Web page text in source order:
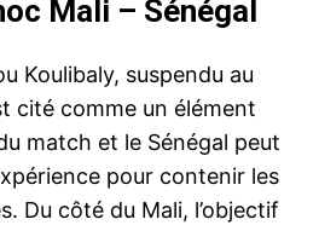
Mali – Sénégal
Koulibaly, suspendu au
cité comme un élément
match et le Sénégal peut
pour contenir les
Du côté du Mali, l’objectif